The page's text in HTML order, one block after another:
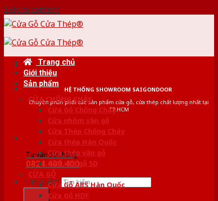
Skip to content
HỆ THỐNG SHOWROOM SAIGONDOOR
Chuyên phân phối các sản phẩm cửa gỗ, cửa thép chất lượng nhất tại
TP.HCM
Tư vấn bán hàng
0824.400.400
Tìm kiếm:
Trang chủ
Giới thiệu
Sản phẩm
CỬA CHỐNG CHÁY
Cửa Gỗ Chống Cháy
Cửa nhôm vân gỗ
Cửa Thép Chống Cháy
Cửa thép Hàn Quốc
Cửa thép vân gỗ
Cửa vân gỗ 5D
CỬA GỖ
Cửa Gỗ ABS Hàn Quốc
Cửa Gỗ HDF